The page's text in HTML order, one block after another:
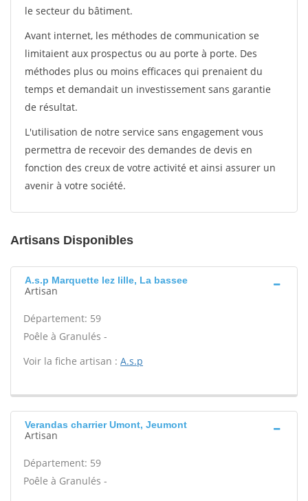
le secteur du bâtiment.
Avant internet, les méthodes de communication se
limitaient aux prospectus ou au porte à porte. Des
méthodes plus ou moins efficaces qui prenaient du
temps et demandait un investissement sans garantie
de résultat.
L'utilisation de notre service sans engagement vous
permettra de recevoir des demandes de devis en
fonction des creux de votre activité et ainsi assurer un
avenir à votre société.
Artisans Disponibles
A.s.p Marquette lez lille, La bassee
Artisan
Département: 59
Poêle à Granulés -
Voir la fiche artisan : A.s.p
Verandas charrier Umont, Jeumont
Artisan
Département: 59
Poêle à Granulés -